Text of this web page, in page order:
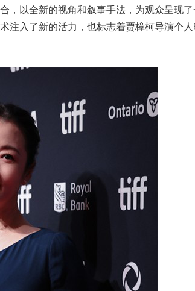
，以全新的视角和叙事手法，为观众呈现
注入了新的活力，也标志着贾樟柯导演个